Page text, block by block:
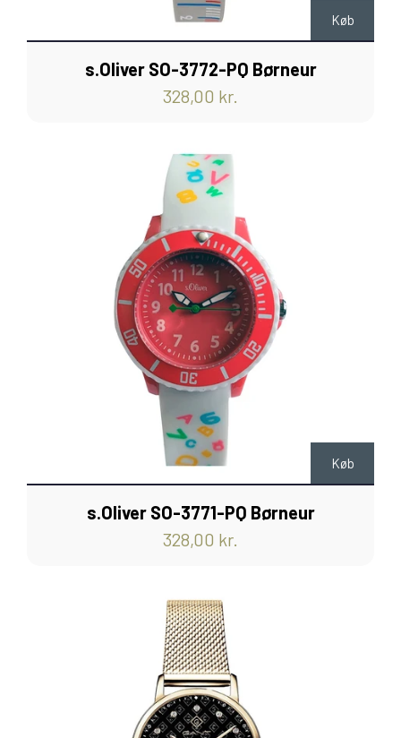
Køb
s.Oliver SO-3772-PQ Børneur
328,00 kr.
Køb
s.Oliver SO-3771-PQ Børneur
328,00 kr.